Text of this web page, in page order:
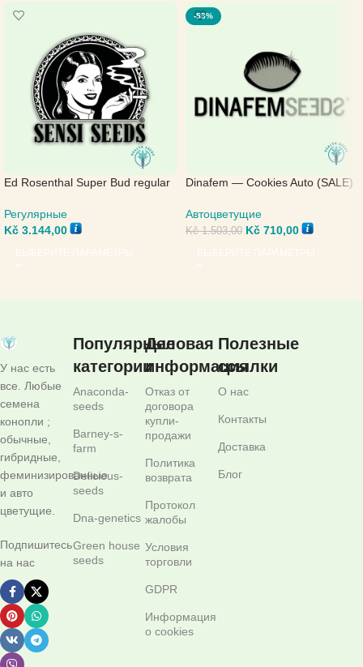
Ed Rosenthal Super Bud regular
Регулярные
Kč 3.144,00
-53%
Dinafem — Cookies Auto (SALE)
Автоцветущие
Kč1.503,00 Kč 710,00
ВЫБЕРИТЕ ПАРАМЕТРЫ
У нас есть
все. Любые
семена
конопли ;
обычные,
гибридные,
феминизированные
и авто
цветущие.
Подпишитесь
на нас
Популярные
категории
Anaconda-
seeds
Barney-s-
farm
Delicious-
seeds
Dna-genetics
Green house
seeds
Деловая
информация
Отказ от
договора
купли-
продажи
Политика
возврата
Протокол
жалобы
Условия
торговли
GDPR
Информация
о cookies
Полезные
ссылки
О нас
Контакты
Доставка
Блог